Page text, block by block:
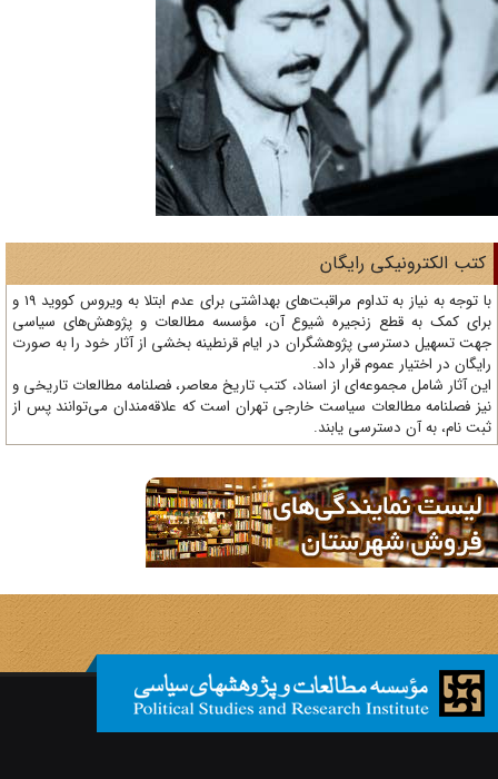
الکترونیکی رایگان
با توجه به نیاز به تداوم مراقبت‌های بهداشتی برای عدم ابتلا به ویروس کووید 19 و
کمک به قطع زنجیره شیوع آن، مؤسسه مطالعات و پژوهش‌های سیاسی
تسهیل دسترسی پژوهشگران در ایام قرنطینه بخشی از آثار خود را به صورت
در اختیار عموم قرار داد.
آثار شامل مجموعه‌ای از اسناد، کتب تاریخ معاصر، فصلنامه‌ مطالعات تاریخی و
فصلنامه مطالعات سیاست خارجی تهران است که علاقه‌مندان می‌توانند پس از
نام، به آن دسترسی یابند.